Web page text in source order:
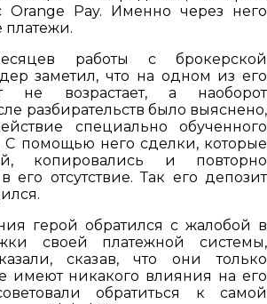
Orange Pay. Именно через него
платежи.
работы с брокерской
заметил, что на одном из его
не возрастает, а наоборот
разбирательств было выяснено,
специально обученного
С помощью него сделки, которые
копировались и повторно
его отсутствие. Так его депозит
герой обратился с жалобой в
своей платежной системы,
сказав, что они только
имеют никакого влияния на его
обратиться к самой